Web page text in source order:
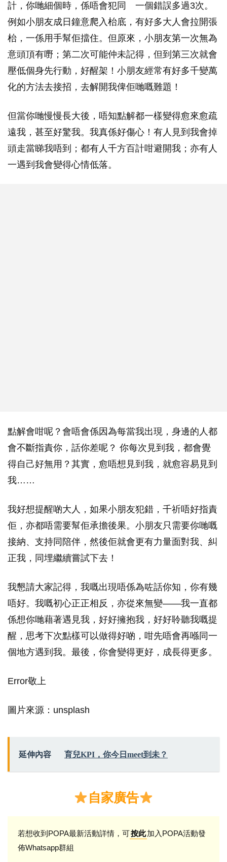
計，你哋細個時，係唔會犯同 一個錯誤多過3次。
例如小朋友成日鐘意爬入枱底，有好多大人會拉開張
枱，一係用手幫佢擋住。但原來，小朋友第一次無為
意頭頂有嘢；第二次可能仲未記得，但到第三次就會
壓低個身先行動，好醒架！小朋友經常有好多千變萬
化的方法去接招，去解開我俾佢哋嘅難題！
但當你哋慢慢長大後，唔知點解都一樣變得愈來愈疏
遠我，甚至好驚我。我真係好傷心！有人見到我會掉
頭走當睇我唔到；都有人千方百計咁避開我；亦有人
一遇到我會變得心情低落。
點解會咁呢？會唔會係因為每當我出現，身邊的人都
會不斷指責你，話你差呢？ 你每次見到我，都會覺
得自己好無用？其實，愈唔想見到我，就愈容易見到
我……
我好想提醒啲大人，如果小朋友犯錯，千祈唔好指責
佢，亦都唔需要幫佢承擔後果。小朋友只需要你哋嘅
接納、支持同陪伴，然後佢就會更有力量面對我、糾
正我，同埋繼續嘗試下去！
我懇請大家記得，我嘅出現唔係為咗話你知，你有幾
唔好。我嘅初心正正相反，亦從來無變——我一直都
係想你哋藉著遇見我，好好擁抱我，好好聆聽我嘅提
醒，思考下次點樣可以做得好啲，咁先唔會再喺同一
個地方遇到我。最後，你會變得更好，成長得更多。
Error敬上
圖片來源：unsplash
延伸內容 育兒KPI，你今日meet到未？
自家廣告
若想收到POPA最新活動詳情，可按此加入POPA活動發
佈Whatsapp群組